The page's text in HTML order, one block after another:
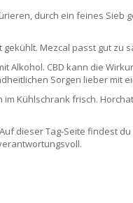
durch ein feines Sieb
Mezcal passt gut zu
Alkohol. CBD kann die
Sorgen lieber mit
Kühlschrank frisch.
dieser Tag-Seite findest